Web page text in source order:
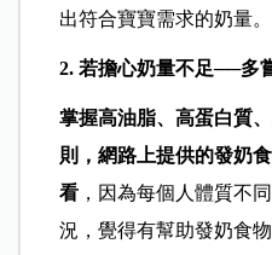
出符合寶寶需求的奶量。
2. 若擔心奶量不足──多
掌握高油脂、高蛋白質
則，網路上提供的發奶
看 ，因為每個人體質不
況，覺得有幫助發奶食